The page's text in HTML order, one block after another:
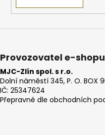
Provozovatel e-shopu
MJC-Zlín spol. s r.o.
Dolní náměstí 345, P. O. BOX
IČ: 25347624
Přepravné dle obchodních